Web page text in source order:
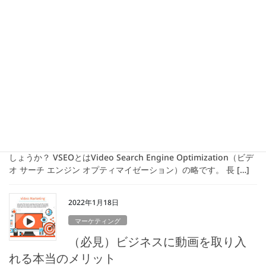
しょうか？ VSEOとはVideo Search Engine Optimization（ビデ
オ サーチ エンジン オプティマイゼーション）の略です。 長 […]
2022年1月18日
マーケティング
（必見）ビジネスに動画を取り入
れる本当のメリット